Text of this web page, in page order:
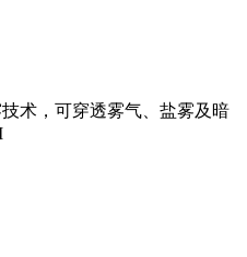
术，可穿透雾气、盐雾及暗